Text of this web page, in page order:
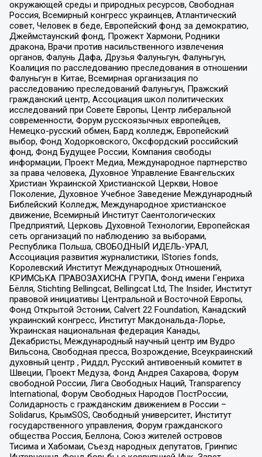
окружающей среды и природных ресурсов, Свободная
Россия, Всемирный конгресс украинцев, Атлантический
совет, Человек в беде, Европейский фонд за демократию,
Джеймстаунский фонд, Прожект Хармони, Родники
дракона, Врачи против насильственного извлечения
органов, Фалунь Дафа, Друзья Фалуньгун, Фалуньгун,
Коалиция по расследованию преследования в отношении
Фалуньгун в Китае, Всемирная организация по
расследованию преследований Фалуньгун, Пражский
гражданский центр, Ассоциация школ политических
исследований при Совете Европы, Центр либеральной
современности, Форум русскоязычных европейцев,
Немецко-русский обмен, Бард колледж, Европейский
выбор, Фонд Ходорковского, Оксфордский российский
фонд, Фонд Будущее России, Компания свободы
информации, Проект Медиа, Международное партнерство
за права человека, Духовное Управление Евангельских
Христиан Украинской Христианской Церкви, Новое
Поколение, Духовное Учебное Заведение Международный
Библейский Колледж, Международное христианское
движение, Всемирный Институт Саентологических
Предприятий, Церковь Духовной Технологии, Европейская
сеть организаций по наблюдению за выборами,
Республика Польша, СВОБОДНЫЙ ИДЕЛЬ-УРАЛ,
Ассоциация развития журналистики, IStories fonds,
Королевский Институт Международных Отношений,
КРИМСЬКА ПРАВОЗАХИСНА ГРУПА, Фонд имени Генриха
Бёлля, Stichting Bellingcat, Bellingcat Ltd, The Insider, Институт
правовой инициативы Центральной и Восточной Европы,
Фонд Открытой Эстонии, Calvert 22 Foundation, Канадский
украинский конгресс, Институт Макдональда-Лорье,
Украинская национальная федерация Канады,
Декабристы, Международный научный центр им Вудро
Вильсона, Свободная пресса, Возрождение, Всеукраинский
духовный центр , Риддл, Русский антивоенный комитет в
Швеции, Проект Медуза, Фонд Андрея Сахарова, Форум
свободной России, Лига Свободных Наций, Transparеncy
International, Форум Свободных Народов ПостРоссии,
Солидарность с гражданским движением в России –
Solidarus, КрымSOS, Свободный университет, Институт
государственного управления, Форум гражданского
общества Россия, Беллона, Союз жителей островов
Тисима и Хабомаи, Съезд народных депутатов, Гринпис